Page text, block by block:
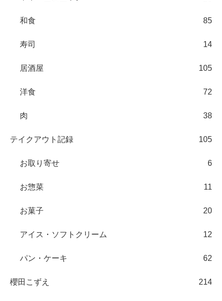
和食 85
寿司 14
居酒屋 105
洋食 72
肉 38
テイクアウト記録 105
お取り寄せ 6
お惣菜 11
お菓子 20
アイス・ソフトクリーム 12
パン・ケーキ 62
櫻田こずえ 214